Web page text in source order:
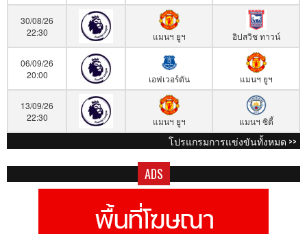
30/08/26
22:30
แมนฯ ยูฯ อิปสวิช ทาวน์
06/09/26
20:00
เอฟเวอร์ตัน แมนฯ ยูฯ
13/09/26
22:30
แมนฯ ยูฯ แมนฯ ซิตี้
โปรแกรมการแข่งขันทั้งหมด >>
ADS